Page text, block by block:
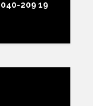
040-209 19